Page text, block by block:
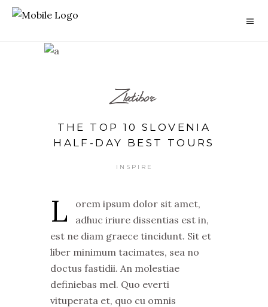
Zlatibor
THE TOP 10 SLOVENIA
HALF-DAY BEST TOURS
INSPIRE
L
orem ipsum dolor sit amet,
adhuc iriure dissentias est in,
est ne diam graece tincidunt. Sit et
liber minimum tacimates, sea no
doctus fastidii. An molestiae
definiebas mel. Quo everti
vituperata et, quo cu omnis